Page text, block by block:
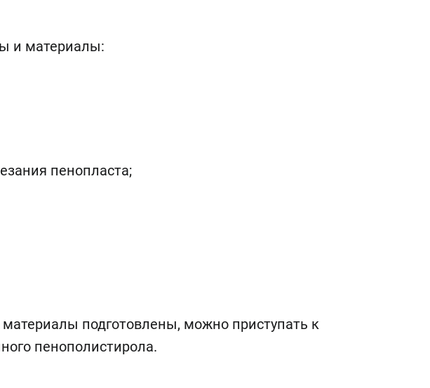
и материалы:
пенопласта;
материалы подготовлены, можно приступать к
пенополистирола.